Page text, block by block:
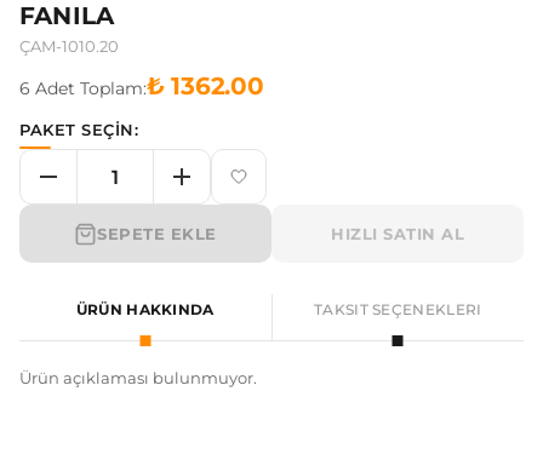
FANILA
ÇAM-1010.20
6 Adet Toplam:₺ 1362.00
PAKET SEÇİN:
SEPETE EKLE HIZLI SATIN AL
ÜRÜN HAKKINDA TAKSIT SEÇENEKLERI
Ürün açıklaması bulunmuyor.